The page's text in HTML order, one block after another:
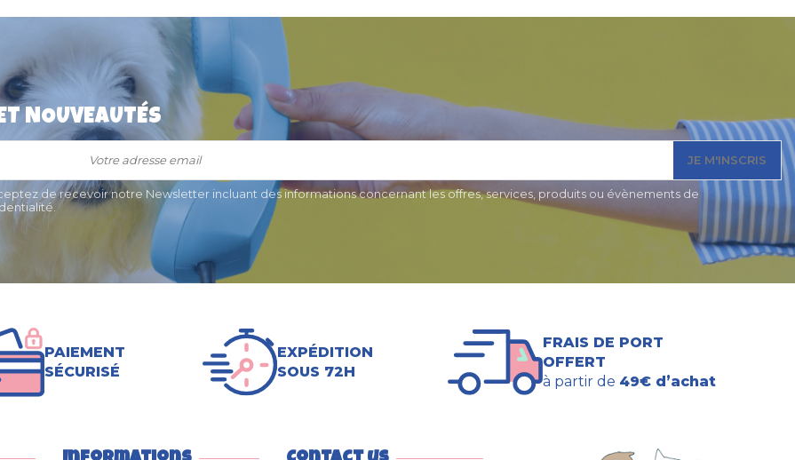
pour
Collier pour Chat Flash
Réfléchissants Martin Sellier +
9,90 €
NOUVEAUTÉS
JE M'INSCRIS
de recevoir notre Newsletter incluant des informations concernant les offres, services, produits ou évènements de
PAIEMENT
SÉCURISÉ
EXPÉDITION
SOUS 72H
FRAIS DE PORT
OFFERT
à partir de 49€ d’achat